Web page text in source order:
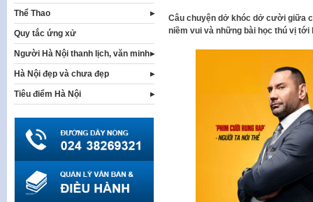
Câu chuyện dở khóc dở cười giữa
niềm vui và những bài học thú vị tới
Thể Thao
Quy tắc ứng xử
Người Hà Nội thanh lịch, văn minh
Hà Nội đẹp và chưa đẹp
Tiêu điểm Hà Nội